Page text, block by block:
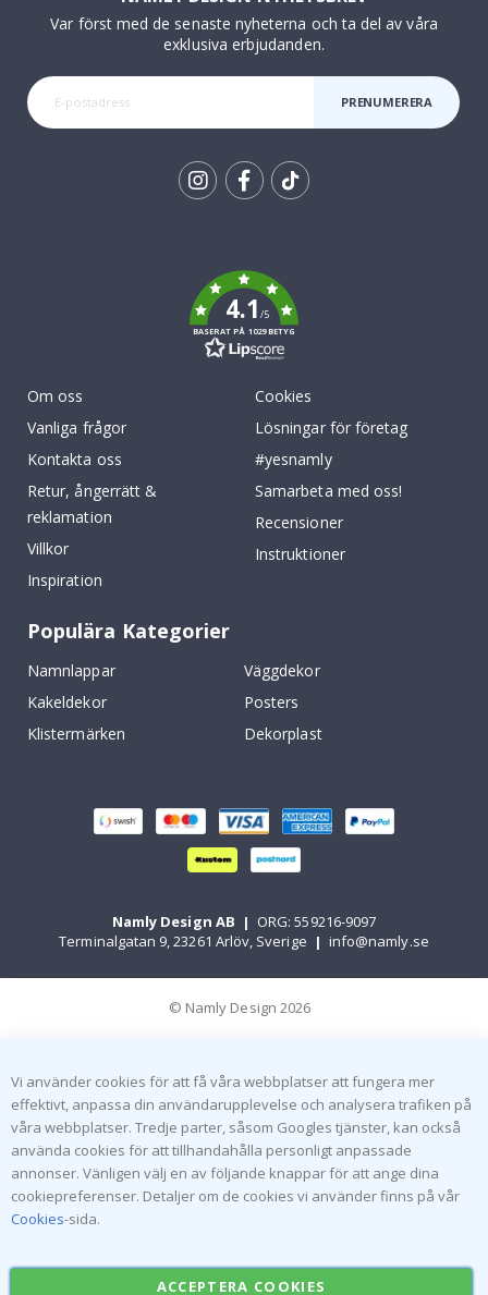
Var först med de senaste nyheterna och ta del av våra
exklusiva erbjudanden.
PRENUMERERA
4.1/5
BASERAT PÅ 1029 BETYG
Om oss
Vanliga frågor
Kontakta oss
Retur, ångerrätt &
reklamation
Villkor
Inspiration
Cookies
Lösningar för företag
#yesnamly
Samarbeta med oss!
Recensioner
Instruktioner
Populära Kategorier
Namnlappar
Väggdekor
Kakeldekor
Posters
Klistermärken
Dekorplast
Namly Design AB | ORG: 559216-9097
Terminalgatan 9, 23261 Arlöv, Sverige | info@namly.se
© Namly Design 2026
Vi använder cookies för att få våra webbplatser att fungera mer
effektivt, anpassa din användarupplevelse och analysera trafiken på
våra webbplatser. Tredje parter, såsom Googles tjänster, kan också
använda cookies för att tillhandahålla personligt anpassade
annonser. Vänligen välj en av följande knappar för att ange dina
cookiepreferenser. Detaljer om de cookies vi använder finns på vår
Cookies-sida.
ACCEPTERA COOKIES